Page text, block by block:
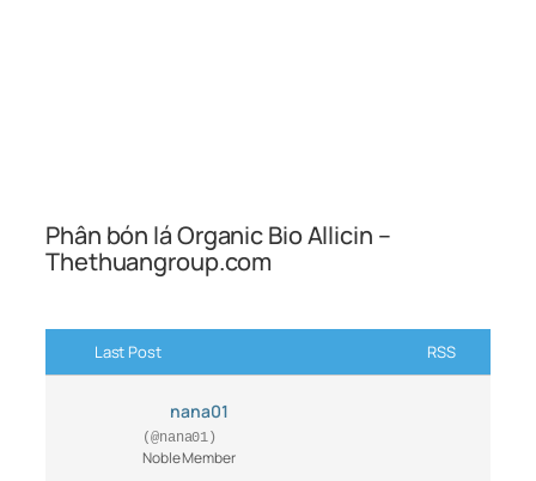
Phân bón lá Organic Bio Allicin –
Thethuangroup.com
Last Post RSS
nana01
(@nana01)
Noble Member